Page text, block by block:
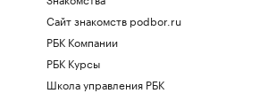
Сайт знакомств podbor.ru
РБК Компании
РБК Курсы
Школа управления РБК